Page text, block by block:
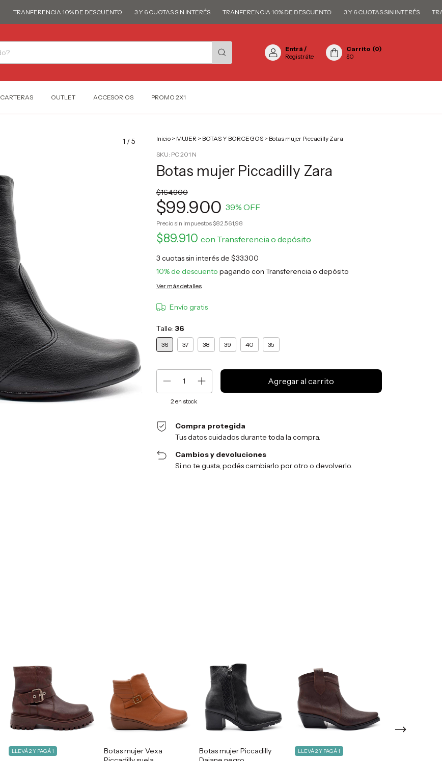
TRANFERENCIA 10% DE DESCUENTO 3 Y 6 CUOTAS SIN INTERÉS TRANFERENCIA 10% DE DESCUENTO 3 Y 6 CUOTAS SIN INTERÉS
Entrá /
Registráte
Carrito (0)
$0
CARTERAS OUTLET ACCESORIOS PROMO 2X1
1 /5 Inicio > MUJER > BOTAS Y BORCEGOS > Botas mujer Piccadilly Zara
SKU: PC 201 N
Botas mujer Piccadilly Zara
$164.900
$99.900 39% OFF
Precio sin impuestos$82.561,98
$89.910 con Transferencia o depósito
3 cuotas sin interés de $33.300
10% de descuento pagando con Transferencia o depósito
Ver más detalles
Envío gratis
Talle: 36
36 37 38 39 40 35
2 en stock
Compra protegida
Tus datos cuidados durante toda la compra.
Cambios y devoluciones
Si no te gusta, podés cambiarlo por otro o devolverlo.
LLEVÁ 2 Y PAGÁ 1
Botas mujer Vexa
Botas mujer Piccadilly
LLEVÁ 2 Y PAGÁ 1